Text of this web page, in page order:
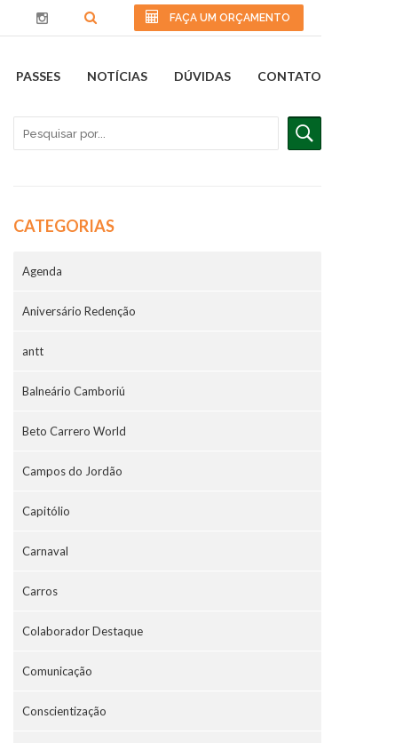
FAÇA UM ORÇAMENTO
PASSES NOTÍCIAS DÚVIDAS CONTATO
CATEGORIAS
Agenda
Aniversário Redenção
antt
Balneário Camboriú
Beto Carrero World
Campos do Jordão
Capitólio
Carnaval
Carros
Colaborador Destaque
Comunicação
Conscientização